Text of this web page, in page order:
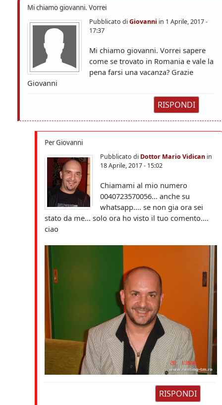
Mi chiamo giovanni. Vorrei
Pubblicato diGiovanni in 1 Aprile, 2017 -
17:37
Mi chiamo giovanni. Vorrei sapere
come se trovato in Romania e vale la
pena farsi una vacanza? Grazie
Giovanni
RISPONDI
Per Giovanni
Pubblicato di Dottor Mario Vidican in
18 Aprile, 2017 - 15:02
Chiamami al mio numero
0040723570056... anche su
whatsapp.... se non gia ora sei
stato da me... solo ora ho visto il tuo comento....
ciao
RISPONDI